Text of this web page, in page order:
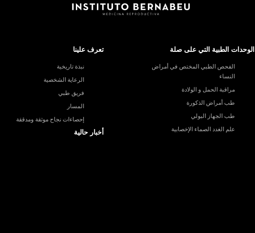
الوحدات الطبية التي على صلة
الفحص الطبي المختص في أمراض
النساء
مراقبة الحمل و الولادة
طب أمراض الذكورة
طب الجهاز البولي
علم الغدد الصماء الإخصابية
تعرف علينا
نبذة تاريخية
الرعاية الشخصية
فريق طبي
المسار
إحصاءات نجاح موثقة ومدققة
أخبار حالية